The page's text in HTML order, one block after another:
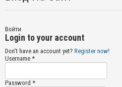
Войти
Login to your account
Don't have an account yet? Register now!
Username *
Password *